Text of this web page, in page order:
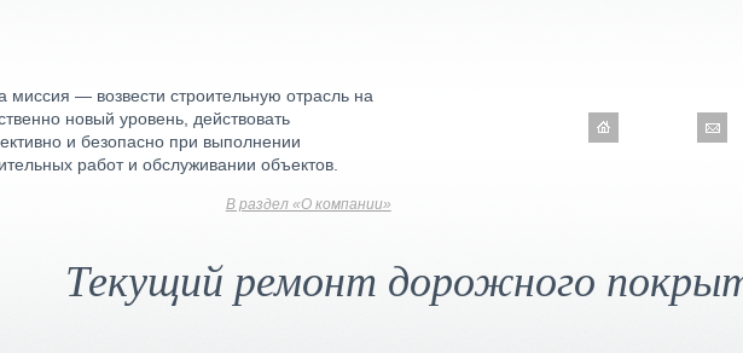
миссия — возвести строительную отрасль на
новый уровень, действовать
и безопасно при выполнении
работ и обслуживании объектов.
В раздел «О компании»
Текущий ремонт дорожного